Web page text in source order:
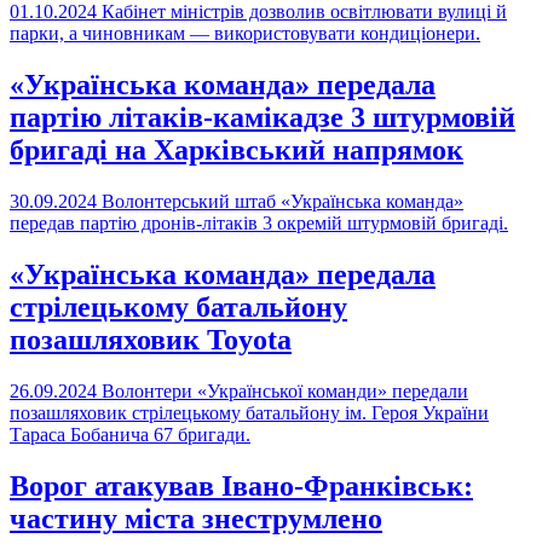
01.10.2024 Кабінет міністрів дозволив освітлювати вулиці й
парки, а чиновникам — використовувати кондиціонери.
«Українська команда» передала
партію літаків-камікадзе 3 штурмовій
бригаді на Харківський напрямок
30.09.2024 Волонтерський штаб «Українська команда»
передав партію дронів-літаків 3 окремій штурмовій бригаді.
«Українська команда» передала
стрілецькому батальйону
позашляховик Toyota
26.09.2024 Волонтери «Української команди» передали
позашляховик стрілецькому батальйону ім. Героя України
Тараса Бобанича 67 бригади.
Ворог атакував Івано-Франківськ:
частину міста знеструмлено